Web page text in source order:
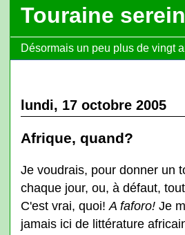
Touraine
Désormais un peu plus de vingt
lundi, 17 octobre 2005
Afrique, quand?
Je voudrais, pour donner un
chaque jour, ou, à défaut,
C'est vrai, quoi! A faforo!Je
jamais ici de littérature